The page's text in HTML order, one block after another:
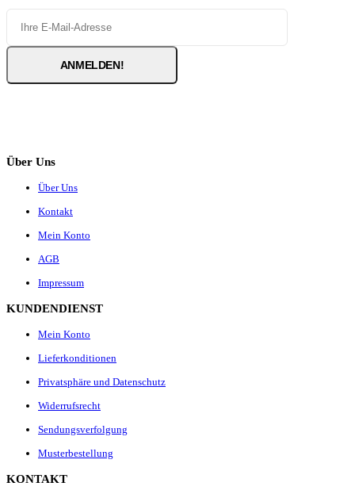
Über Uns
Über Uns
Kontakt
Mein Konto
AGB
Impressum
KUNDENDIENST
Mein Konto
Lieferkonditionen
Privatsphäre und Datenschutz
Widerrufsrecht
Sendungsverfolgung
Musterbestellung
KONTAKT